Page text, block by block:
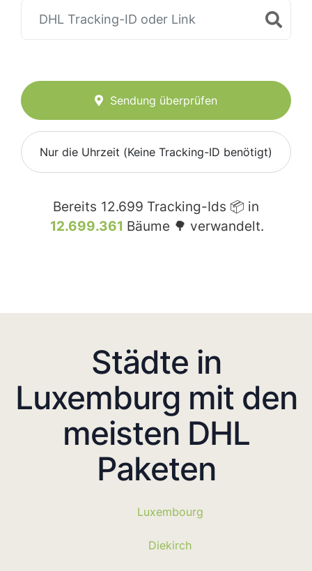
Sendung überprüfen
Nur die Uhrzeit (Keine Tracking-ID benötigt)
Bereits 12.699 Tracking-Ids 📦 in
12.699.361 Bäume 🌳 verwandelt.
Städte in
Luxemburg mit den
meisten DHL
Paketen
Luxembourg
Diekirch